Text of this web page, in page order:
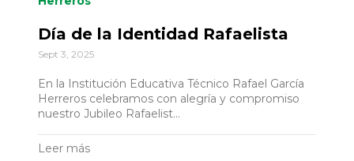
Día de la Identidad Rafaelista
Sept 3, 2025
En la Institución Educativa Técnico Rafael García
Herreros celebramos con alegría y compromiso
nuestro Jubileo Rafaelist...
Leer más